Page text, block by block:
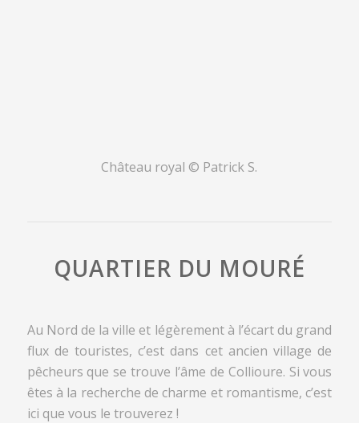
Château royal © Patrick S.
QUARTIER DU MOURÉ
Au Nord de la ville et légèrement à l’écart du grand
flux de touristes, c’est dans cet ancien village de
pêcheurs que se trouve l’âme de Collioure. Si vous
êtes à la recherche de charme et romantisme, c’est
ici que vous le trouverez !